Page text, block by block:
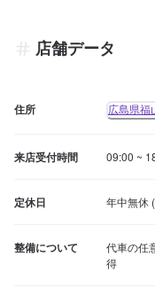
店舗データ
住所 広島県福
来店受付時間 09:00 ~
定休日 年中無休
整備について
代車の任
得